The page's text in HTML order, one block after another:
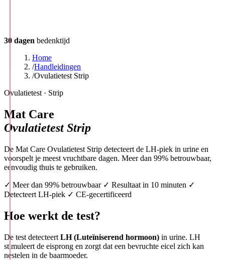
30 dagen bedenktijd
Home
/Handleidingen
/Ovulatietest Strip
Ovulatietest · Strip
Mat Care
Ovulatietest Strip
De Mat Care Ovulatietest Strip detecteert de LH-piek in urine en
voorspelt je meest vruchtbare dagen. Meer dan 99% betrouwbaar,
eenvoudig thuis te gebruiken.
✓ Meer dan 99% betrouwbaar ✓ Resultaat in 10 minuten ✓
Detecteert LH-piek ✓ CE-gecertificeerd
Hoe werkt de test?
De test detecteert LH (Luteïniserend hormoon) in urine. LH
stimuleert de eisprong en zorgt dat een bevruchte eicel zich kan
nestelen in de baarmoeder.